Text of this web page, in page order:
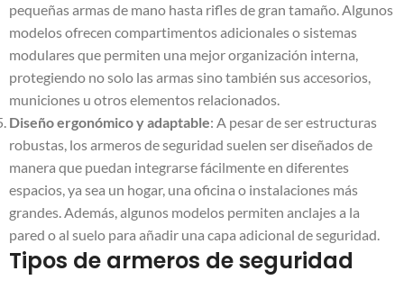
pequeñas armas de mano hasta rifles de gran tamaño. Algunos
modelos ofrecen compartimentos adicionales o sistemas
modulares que permiten una mejor organización interna,
protegiendo no solo las armas sino también sus accesorios,
municiones u otros elementos relacionados.
Diseño ergonómico y adaptable: A pesar de ser estructuras
robustas, los armeros de seguridad suelen ser diseñados de
manera que puedan integrarse fácilmente en diferentes
espacios, ya sea un hogar, una oficina o instalaciones más
grandes. Además, algunos modelos permiten anclajes a la
pared o al suelo para añadir una capa adicional de seguridad.
Tipos de armeros de seguridad